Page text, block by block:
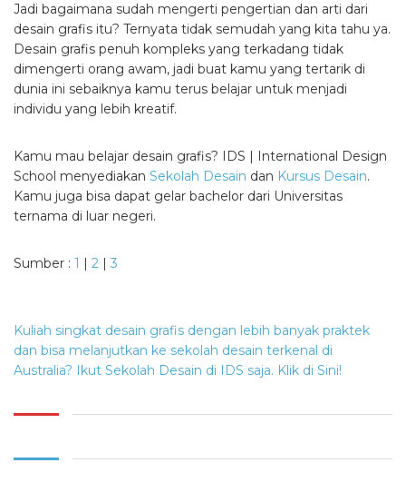
Jadi bagaimana sudah mengerti pengertian dan arti dari
desain grafis itu? Ternyata tidak semudah yang kita tahu ya.
Desain grafis penuh kompleks yang terkadang tidak
dimengerti orang awam, jadi buat kamu yang tertarik di
dunia ini sebaiknya kamu terus belajar untuk menjadi
individu yang lebih kreatif.
Kamu mau belajar desain grafis? IDS | International Design
School menyediakan Sekolah Desain dan Kursus Desain.
Kamu juga bisa dapat gelar bachelor dari Universitas
ternama di luar negeri.
Sumber : 1 | 2 | 3
Kuliah singkat desain grafis dengan lebih banyak praktek
dan bisa melanjutkan ke sekolah desain terkenal di
Australia? Ikut Sekolah Desain di IDS saja. Klik di Sini!